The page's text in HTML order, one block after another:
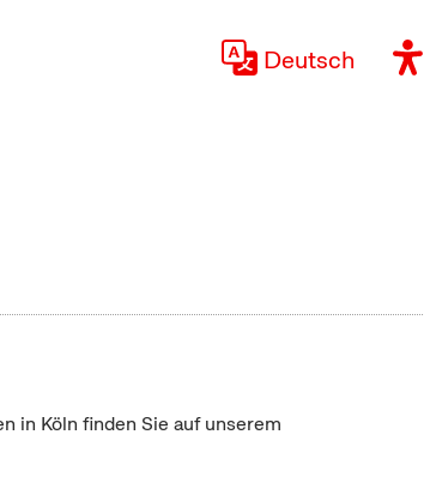
Deutsch
in Köln finden Sie auf unserem